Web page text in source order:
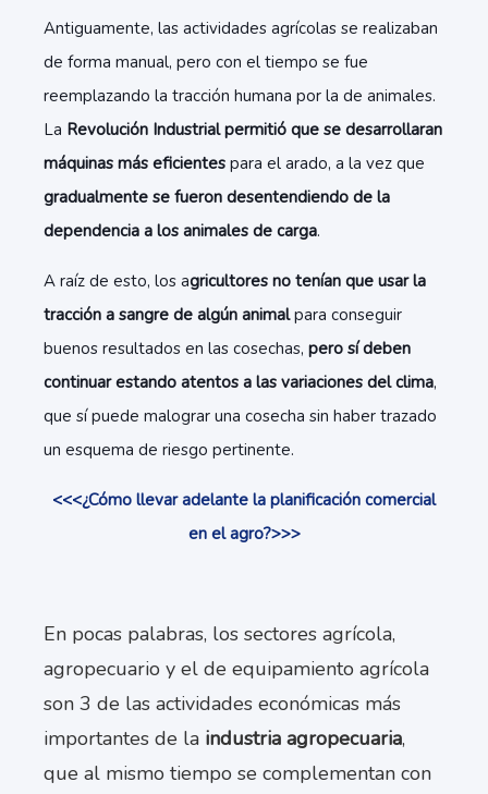
Antiguamente, las actividades agrícolas se realizaban
de forma manual, pero con el tiempo se fue
reemplazando la tracción humana por la de animales.
La Revolución Industrial permitió que se desarrollaran
máquinas más eficientes para el arado, a la vez que
gradualmente se fueron desentendiendo de la
dependencia a los animales de carga.
A raíz de esto, los agricultores no tenían que usar la
tracción a sangre de algún animalpara conseguir
buenos resultados en las cosechas, pero sí deben
continuar estando atentos a las variaciones del clima,
que sí puede malograr una cosecha sin haber trazado
un esquema de riesgo pertinente.
<<<¿Cómo llevar adelante la planificación comercial
en el agro?>>>
En pocas palabras, los sectores agrícola,
agropecuario y el de equipamiento agrícola
son 3 de las actividades económicas más
importantes de la industria agropecuaria,
que al mismo tiempo se complementan con